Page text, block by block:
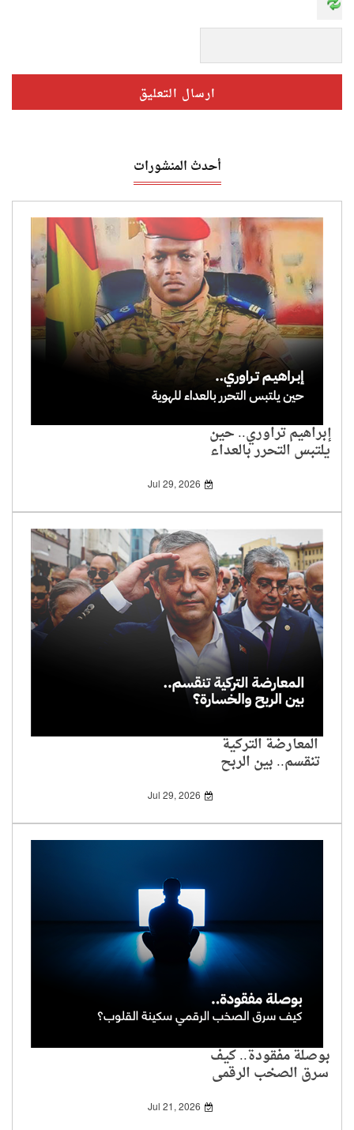
أحدث المنشورات
إبراهيم تراوري.. حين
يلتبس التحرر بالعداء
Jul 29, 2026
المعارضة التركية
تنقسم.. بين الربح
والخسارة؟
Jul 29, 2026
بوصلة مفقودة.. كيف
سرق الصخب الرقمي
سكينة القلوب؟
Jul 21, 2026